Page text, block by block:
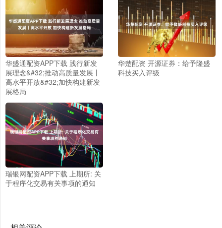
华盛通配资APP下载 践行新发
展理念&#32;推动高质量发展丨
高水平开放&#32;加快构建新发
展格局
华楚配资 开源证券：给予隆盛
科技买入评级
瑞银网配资APP下载 上期所: 关
于程序化交易有关事项的通知